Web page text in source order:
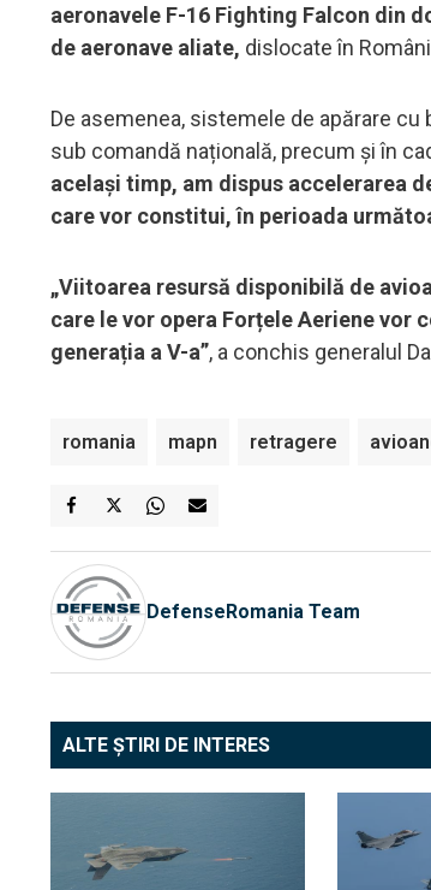
aeronavele F-16 Fighting Falcon din
de aeronave aliate, dislocate în
De asemenea, sistemele de apărare
sub comandă națională, precum și în
același timp, am dispus accelerarea
care vor constitui, în perioada
„Viitoarea resursă disponibilă de
care le vor opera Forțele Aeriene vor
generația a V-a”, a conchis generalul
romania mapn retragere
DefenseRomania Team
ALTE ȘTIRI DE INTERES